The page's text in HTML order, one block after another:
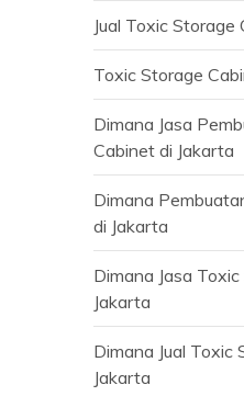
Jual Toxic
Toxic Storage
Dimana Jasa
Cabinet di Jakarta
Dimana
di Jakarta
Dimana Jasa
Jakarta
Dimana Jual Toxic
Jakarta